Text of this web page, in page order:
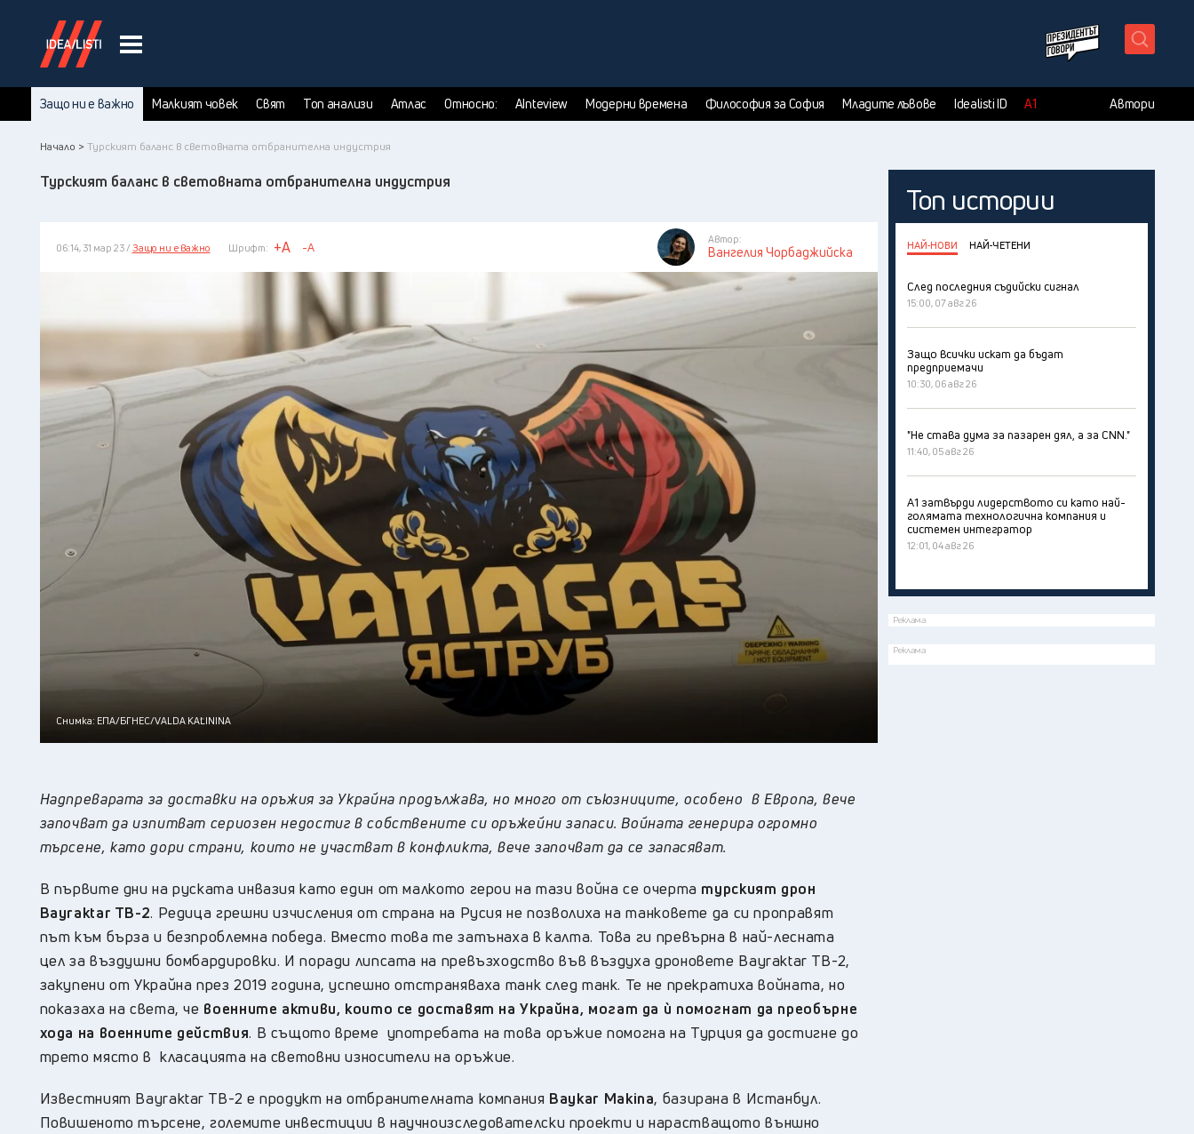
Защо ни е важно Малкият човек Свят Топ анализи Атлас Относно: AInteview Модерни времена Философия за София Младите лъвове Idealisti ID А1 Автори
Начало > Турският баланс в световната отбранителна индустрия
Турският баланс в световната отбранителна индустрия
06:14, 31 мар 23 / Защо ни е важно Шрифт: +A -A
Автор:
Вангелия Чорбаджийска
Снимка: ЕПА/БГНЕС/VALDA KALININA
Надпреварата за доставки на оръжия за Украйна продължава, но много от съюзниците, особено в Европа, вече
започват да изпитват сериозен недостиг в собствените си оръжейни запаси. Войната генерира огромно
търсене, като дори страни, които не участват в конфликта, вече започват да се запасяват.
В първите дни на руската инвазия като един от малкото герои на тази война се очерта турският дрон
Bayraktar TB-2. Редица грешни изчисления от страна на Русия не позволиха на танковете да си проправят
път към бърза и безпроблемна победа. Вместо това те затънаха в калта. Това ги превърна в най-лесната
цел за въздушни бомбардировки. И поради липсата на превъзходство във въздуха дроновете Bayraktar TB-2,
закупени от Украйна през 2019 година, успешно отстраняваха танк след танк. Те не прекратиха войната, но
показаха на света, че военните активи, които се доставят на Украйна, могат да ѝ помогнат да преобърне
хода на военните действия. В същото време употребата на това оръжие помогна на Турция да достигне до
трето място в класацията на световни износители на оръжие.
Известният Bayraktar TB-2 е продукт на отбранителната компания Baykar Makina, базирана в Истанбул.
Повишеното търсене, големите инвестиции в научноизследователски проекти и нарастващото външно
Топ истории
НАЙ-НОВИ НАЙ-ЧЕТЕНИ
След последния съдийски сигнал
15:00, 07 авг 26
Защо всички искат да бъдат
предприемачи
10:30, 06 авг 26
"Не става дума за пазарен дял, а за CNN."
11:40, 05 авг 26
А1 затвърди лидерството си като най-
голямата технологична компания и
системен интегратор
12:01, 04 авг 26
Реклама
Реклама